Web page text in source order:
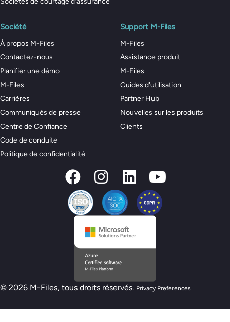
Société
À propos M-Files
Contactez-nous
Planifier une démo
M-Files
Carrières
Communiqués de presse
Centre de Confiance
Code de conduite
Politique de confidentialité
Support M-Files
M-Files
Assistance produit
M-Files
Guides d'utilisation
Partner Hub
Nouvelles sur les produits
Clients
© 2026 M-Files, tous droits réservés. Privacy Preferences
Nouveau modèle de préparation M-Files :